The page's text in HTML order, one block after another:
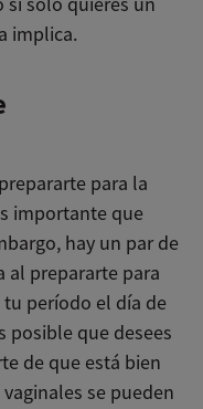
implica.
para la
importante que
hay un par de
al prepararte para
tu período el día de
posible que desees
de que está bien
se pueden